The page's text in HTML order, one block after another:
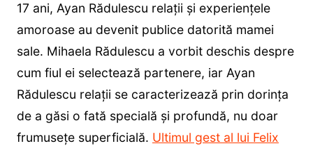
17 ani, Ayan Rădulescu relații și experiențele
amoroase au devenit publice datorită mamei
sale. Mihaela Rădulescu a vorbit deschis despre
cum fiul ei selectează partenere, iar Ayan
Rădulescu relații se caracterizează prin dorința
de a găsi o fată specială și profundă, nu doar
frumusețe superficială. Ultimul gest al lui Felix